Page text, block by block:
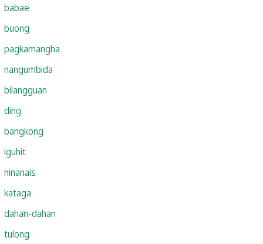
babae
buong
pagkamangha
nangumbida
bilangguan
ding
bangkong
iguhit
ninanais
kataga
dahan-dahan
tulong